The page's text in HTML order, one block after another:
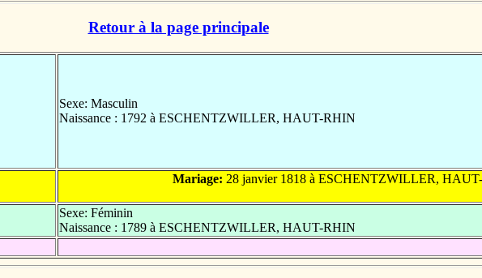
Retour à la page principale
Sexe: Masculin
Naissance : 1792 à ESCHENTZWILLER, HAUT-RHIN
Mariage: 28 janvier 1818 à ESCHENTZWILLER,
Sexe: Féminin
Naissance : 1789 à ESCHENTZWILLER, HAUT-RHIN